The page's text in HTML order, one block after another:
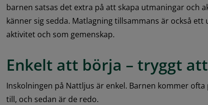
barnen satsas det extra på att skapa utmaningar och
känner sig sedda. Matlagning tillsammans är också
aktivitet och som gemenskap.
Enkelt att börja – tryggt
Inskolningen på Nattljus är enkel. Barnen kommer
till, och sedan är de redo.